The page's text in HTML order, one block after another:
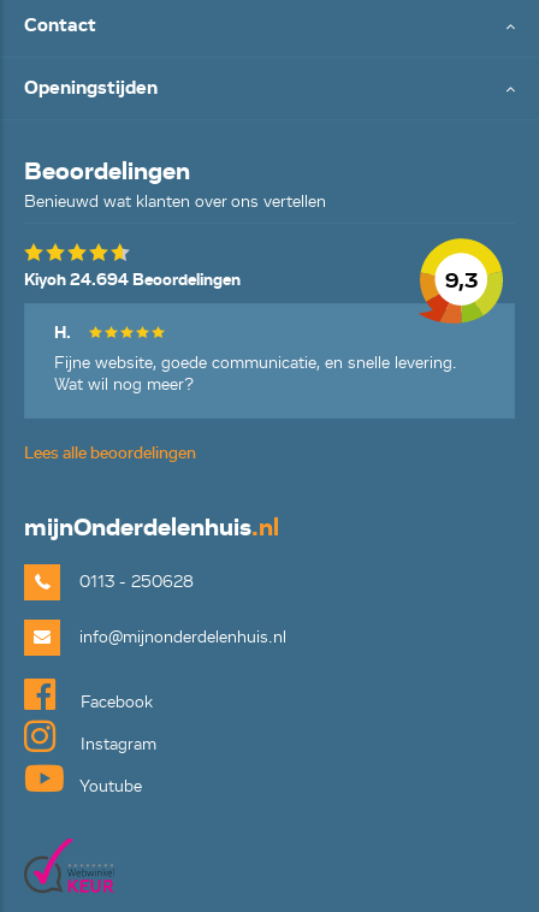
Contact
Openingstijden
Beoordelingen
Benieuwd wat klanten over ons vertellen
9,3
Kiyoh 24.694 Beoordelingen
H.
Fijne website, goede communicatie, en snelle levering.
Wat wil nog meer?
Lees alle beoordelingen
mijnOnderdelenhuis.nl
0113 - 250628
info@mijnonderdelenhuis.nl
Facebook
Instagram
Youtube